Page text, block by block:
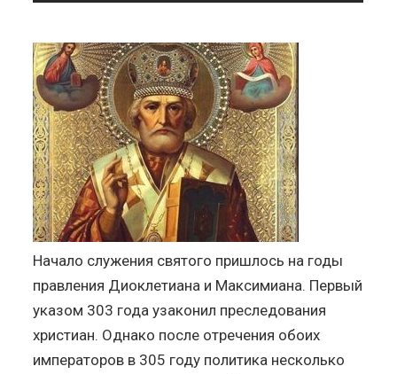
Начало служения святого пришлось на годы
правления Диоклетиана и Максимиана. Первый
указом 303 года узаконил преследования
христиан. Однако после отречения обоих
императоров в 305 году политика несколько